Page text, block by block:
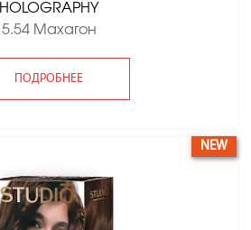
HOLOGRAPHY
5.54 Махагон
ПОДРОБНЕЕ
NEW